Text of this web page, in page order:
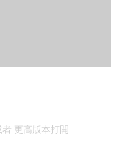
更高版本打開